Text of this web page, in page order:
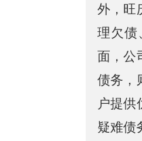
外，旺
理欠债
面，公
债务，
户提供
疑难债